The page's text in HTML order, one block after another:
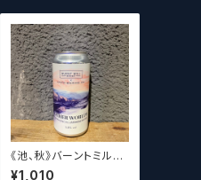
《池、秋》バーントミル×
京都醸造 アザーワール
¥1,010